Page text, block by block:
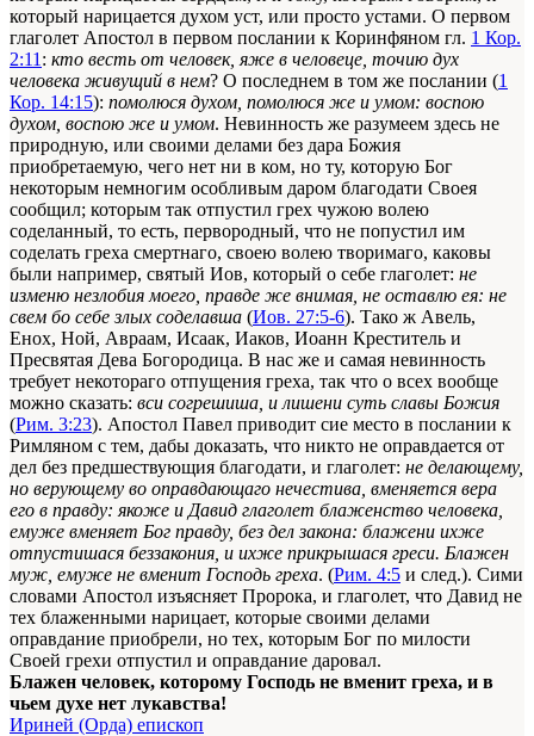
который нарицается духом уст, или просто устами. О первом
глаголет Апостол в первом послании к Коринфяном гл. 1 Кор.
2:11 : кто весть от человек, яже в человеце, точию дух
человека живущий в нем? О последнем в том же послании (1
Кор. 14:15): помолюся духом, помолюся же и умом: воспою
духом, воспою же и умом. Невинность же разумеем здесь не
природную, или своими делами без дара Божия
приобретаемую, чего нет ни в ком, но ту, которую Бог
некоторым немногим особливым даром благодати Своея
сообщил; которым так отпустил грех чужою волею
соделанный, то есть, первородный, что не попустил им
соделать греха смертнаго, своею волею творимаго, каковы
были например, святый Иов, который о себе глаголет: не
изменю незлобия моего, правде же внимая, не оставлю ея: не
свем бо себе злых соделавша (Иов. 27:5‐6). Тако ж Авель,
Енох, Ной, Авраам, Исаак, Иаков, Иоанн Креститель и
Пресвятая Дева Богородица. В нас же и самая невинность
требует некотораго отпущения греха, так что о всех вообще
можно сказать: вси согрешиша, и лишени суть славы Божия
(Рим. 3:23). Апостол Павел приводит сие место в послании к
Римляном с тем, дабы доказать, что никто не оправдается от
дел без предшествующия благодати, и глаголет: не делающему,
но верующему во оправдающаго нечестива, вменяется вера
его в правду: якоже и Давид глаголет блаженство человека,
емуже вменяет Бог правду, без дел закона: блажени ихже
отпустишася беззакония, и ихже прикрышася греси. Блажен
муж, емуже не вменит Господь греха. (Рим. 4:5 и след.). Сими
словами Апостол изъясняет Пророка, и глаголет, что Давид не
тех блаженными нарицает, которые своими делами
оправдание приобрели, но тех, которым Бог по милости
Своей грехи отпустил и оправдание даровал.
Блажен человек, которому Господь не вменит греха, и в
чьем духе нет лукавства!
Ириней (Орда) епископ